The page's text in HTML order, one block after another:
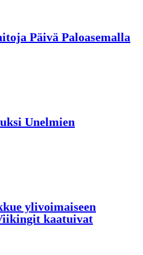
Päivä Paloasemalla
Unelmien
ylivoimaiseen
kaatuivat